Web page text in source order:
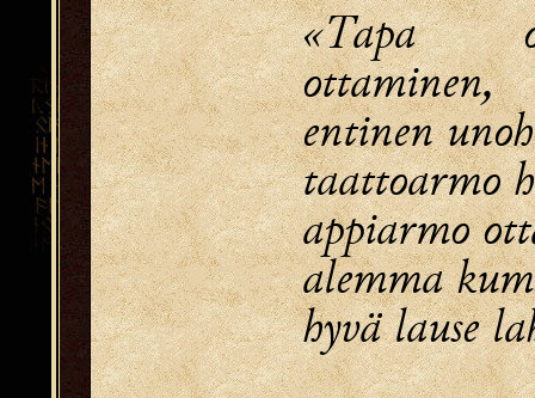
«Tapa
ottaminen,
entinen
taattoarmo
appiarmo
alemma
hyvä lause